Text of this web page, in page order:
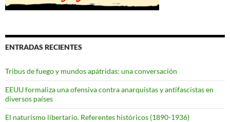
ENTRADAS RECIENTES
Tribus de fuego y mundos apátridas: una conversación
EEUU formaliza una ofensiva contra anarquistas y antifascistas en
diversos países
El naturismo libertario. Referentes históricos (1890-1936)